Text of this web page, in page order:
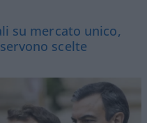
su mercato unico,
scelte